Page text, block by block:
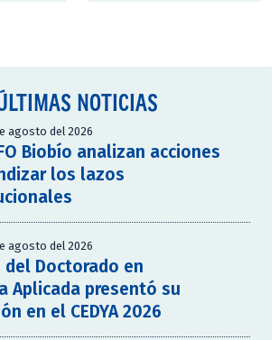
NOTICIAS
agosto del 2026
Biobío analizan acciones
los lazos
agosto del 2026
Doctorado en
Aplicada presentó su
en el CEDYA 2026